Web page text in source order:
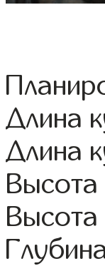
Длина
Длина
Высота